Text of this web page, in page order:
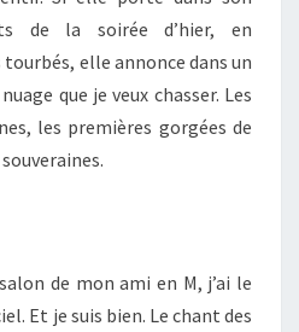
de la soirée d’hier, en
elle annonce dans un
que je veux chasser. Les
les premières gorgées de
de mon ami en M, j’ai le
Et je suis bien. Le chant des